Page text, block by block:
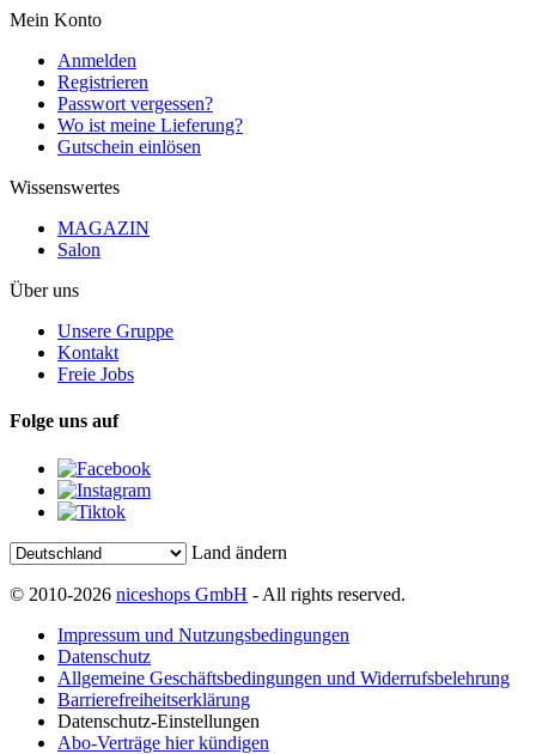
Mein Konto
Anmelden
Registrieren
Passwort vergessen?
Wo ist meine Lieferung?
Gutschein einlösen
Wissenswertes
MAGAZIN
Salon
Über uns
Unsere Gruppe
Kontakt
Freie Jobs
Folge uns auf
Land ändern
© 2010-2026 niceshops GmbH - All rights reserved.
Impressum und Nutzungsbedingungen
Datenschutz
Allgemeine Geschäftsbedingungen und Widerrufsbelehrung
Barrierefreiheitserklärung
Datenschutz-Einstellungen
Abo-Verträge hier kündigen